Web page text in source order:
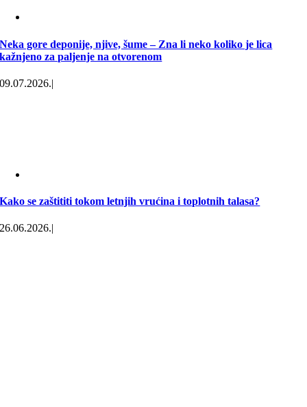
Neka gore deponije, njive, šume – Zna li neko koliko je lica
kažnjeno za paljenje na otvorenom
09.07.2026.|
Kako se zaštititi tokom letnjih vrućina i toplotnih talasa?
26.06.2026.|